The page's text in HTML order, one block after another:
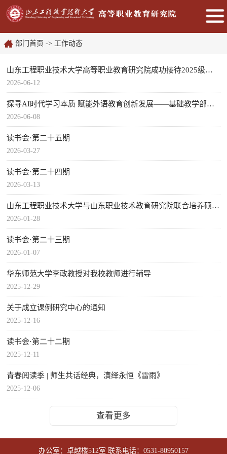
部门首页 -> 工作动态
山东工程职业技术大学高等职业教育研究院成功接待2025级研究...
2026-06-12
探寻AI时代学习本质 赋能外语教育创新发展——基础教学部联合...
2026-06-08
读书会·第二十五期
2026-03-27
读书会·第二十四期
2026-03-13
山东工程职业技术大学与山东职业技术教育研究院联合培养硕士...
2026-01-28
读书会·第二十三期
2026-01-07
华东师范大学李政教授对我校教师进行辅导
2025-12-29
关于成立课例研究中心的通知
2025-12-16
读书会·第二十二期
2025-12-11
青春阅读季 | 师生共话经典，演绎永恒《雷雨》
2025-12-06
查看更多
办公室：卓越楼512室 联系电话：0531-80950157